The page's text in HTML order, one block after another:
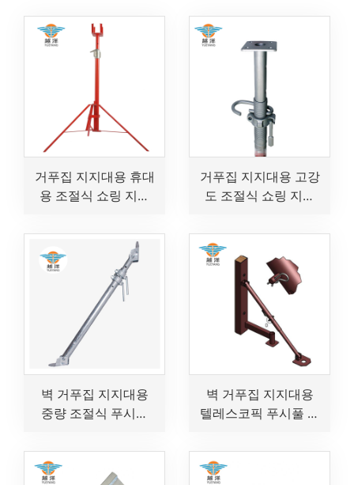
거푸집 지지대용 휴대
용 조절식 쇼링 지지
거푸집 지지대용 고강
도 조절식 쇼링 지지
벽 거푸집 지지대용
중량 조절식 푸시풀
벽 거푸집 지지대용
텔레스코픽 푸시풀 지